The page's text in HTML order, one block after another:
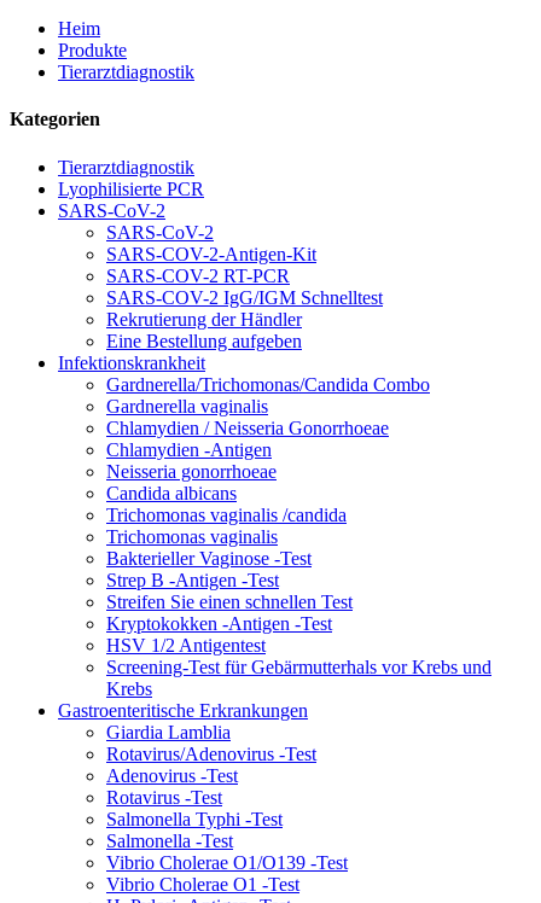
Heim
Produkte
Tierarztdiagnostik
Kategorien
Tierarztdiagnostik
Lyophilisierte PCR
SARS-CoV-2
SARS-CoV-2
SARS-COV-2-Antigen-Kit
SARS-COV-2 RT-PCR
SARS-COV-2 IgG/IGM Schnelltest
Rekrutierung der Händler
Eine Bestellung aufgeben
Infektionskrankheit
Gardnerella/Trichomonas/Candida Combo
Gardnerella vaginalis
Chlamydien / Neisseria Gonorrhoeae
Chlamydien -Antigen
Neisseria gonorrhoeae
Candida albicans
Trichomonas vaginalis /candida
Trichomonas vaginalis
Bakterieller Vaginose -Test
Strep B -Antigen -Test
Streifen Sie einen schnellen Test
Kryptokokken -Antigen -Test
HSV 1/2 Antigentest
Screening-Test für Gebärmutterhals vor Krebs und
Krebs
Gastroenteritische Erkrankungen
Giardia Lamblia
Rotavirus/Adenovirus -Test
Adenovirus -Test
Rotavirus -Test
Salmonella Typhi -Test
Salmonella -Test
Vibrio Cholerae O1/O139 -Test
Vibrio Cholerae O1 -Test